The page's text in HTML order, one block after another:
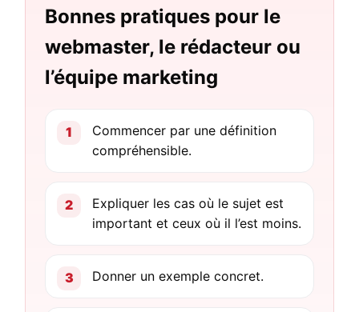
Bonnes pratiques pour le
webmaster, le rédacteur ou
l’équipe marketing
Commencer par une définition
compréhensible.
Expliquer les cas où le sujet est
important et ceux où il l’est moins.
Donner un exemple concret.